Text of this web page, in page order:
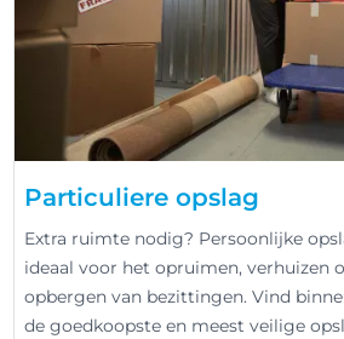
Particuliere opslag
Extra ruimte nodig? Persoonlijke
ideaal voor het opruimen, verhuizen
opbergen van bezittingen. Vind
de goedkoopste en meest veilige